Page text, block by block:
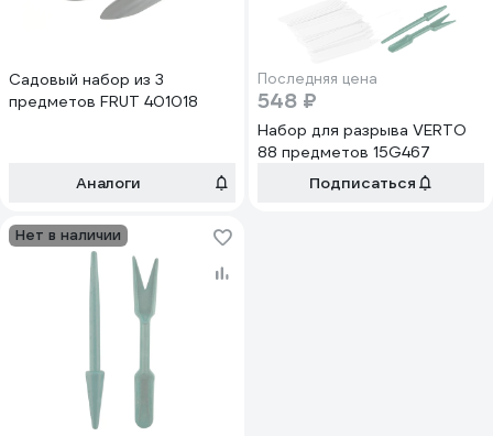
Садовый набор из 3
предметов FRUT 401018
Аналоги
Последняя цена
548 ₽
Набор для разрыва VERTO
88 предметов 15G467
Подписаться
Нет в наличии